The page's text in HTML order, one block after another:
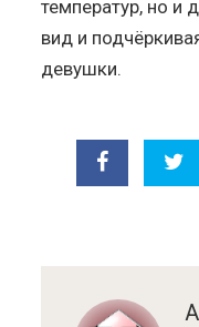
температур, но и
вид и
девушки.